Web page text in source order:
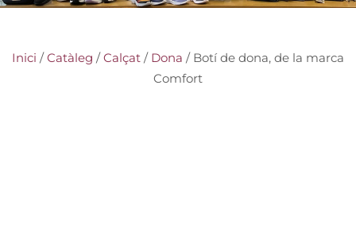
Inici /Catàleg /Calçat / Dona / Botí de dona, de la marca
Comfort